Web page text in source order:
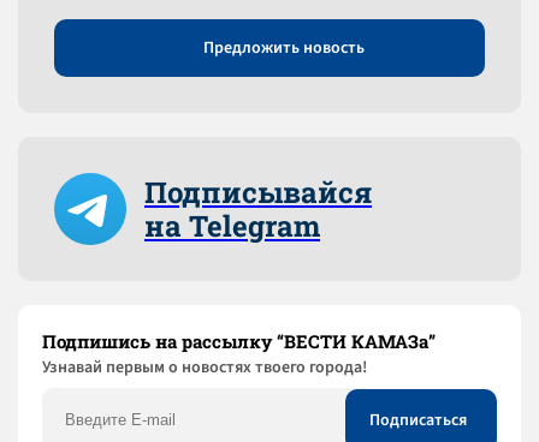
Предложить новость
Подписывайся
на Telegram
Подпишись на рассылку “ВЕСТИ КАМАЗа”
Узнaвай первым о новостях твоего города!